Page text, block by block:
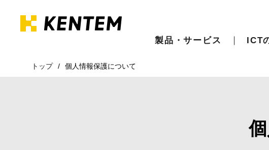
製品・サービス ICT
トップ 個人情報保護について